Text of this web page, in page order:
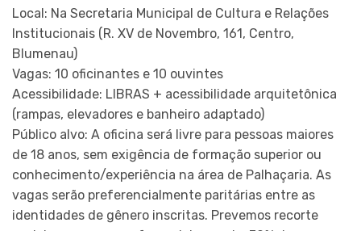
Local: Na Secretaria Municipal de Cultura e Relações
Institucionais (R. XV de Novembro, 161, Centro,
Blumenau)
Vagas: 10 oficinantes e 10 ouvintes
Acessibilidade: LIBRAS + acessibilidade arquitetônica
(rampas, elevadores e banheiro adaptado)
Público alvo: A oficina será livre para pessoas maiores
de 18 anos, sem exigência de formação superior ou
conhecimento/experiência na área de Palhaçaria. As
vagas serão preferencialmente paritárias entre as
identidades de gênero inscritas. Prevemos recorte